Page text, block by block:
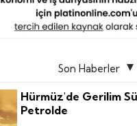
Son Haberler
Hürmüz'de Gerilim
Petrolde